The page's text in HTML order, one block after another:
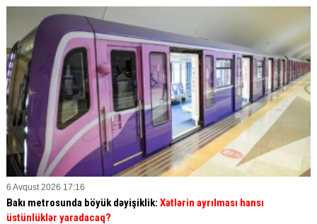
6 Avqust 2026 17:16
Bakı metrosunda böyük dəyişiklik: Xətlərin ayrılması hansı
üstünlüklər yaradacaq?